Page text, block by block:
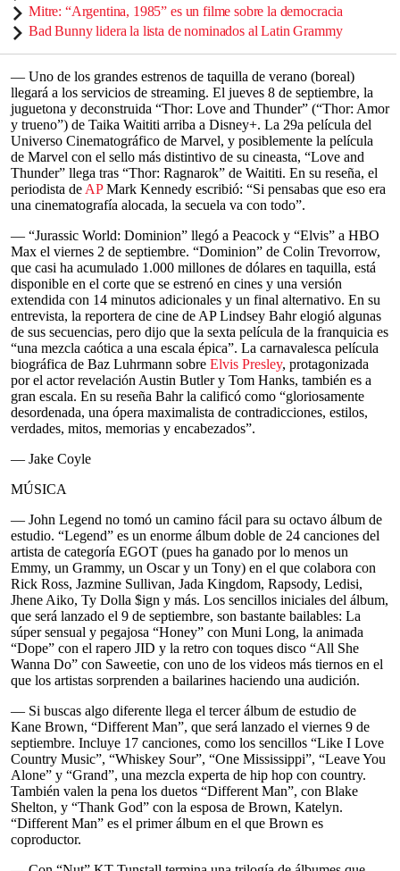
Mitre: “Argentina, 1985” es un filme sobre la democracia
Bad Bunny lidera la lista de nominados al Latin Grammy
— Uno de los grandes estrenos de taquilla de verano (boreal)
llegará a los servicios de streaming. El jueves 8 de septiembre, la
juguetona y deconstruida “Thor: Love and Thunder” (“Thor: Amor
y trueno”) de Taika Waititi arriba a Disney+. La 29a película del
Universo Cinematográfico de Marvel, y posiblemente la película
de Marvel con el sello más distintivo de su cineasta, “Love and
Thunder” llega tras “Thor: Ragnarok” de Waititi. En su reseña, el
periodista de APMark Kennedy escribió: “Si pensabas que eso era
una cinematografía alocada, la secuela va con todo”.
— “Jurassic World: Dominion” llegó a Peacock y “Elvis” a HBO
Max el viernes 2 de septiembre. “Dominion” de Colin Trevorrow,
que casi ha acumulado 1.000 millones de dólares en taquilla, está
disponible en el corte que se estrenó en cines y una versión
extendida con 14 minutos adicionales y un final alternativo. En su
entrevista, la reportera de cine de AP Lindsey Bahr elogió algunas
de sus secuencias, pero dijo que la sexta película de la franquicia es
“una mezcla caótica a una escala épica”. La carnavalesca película
biográfica de Baz Luhrmann sobre Elvis Presley, protagonizada
por el actor revelación Austin Butler y Tom Hanks, también es a
gran escala. En su reseña Bahr la calificó como “gloriosamente
desordenada, una ópera maximalista de contradicciones, estilos,
verdades, mitos, memorias y encabezados”.
— Jake Coyle
MÚSICA
— John Legend no tomó un camino fácil para su octavo álbum de
estudio. “Legend” es un enorme álbum doble de 24 canciones del
artista de categoría EGOT (pues ha ganado por lo menos un
Emmy, un Grammy, un Oscar y un Tony) en el que colabora con
Rick Ross, Jazmine Sullivan, Jada Kingdom, Rapsody, Ledisi,
Jhene Aiko, Ty Dolla $ign y más. Los sencillos iniciales del álbum,
que será lanzado el 9 de septiembre, son bastante bailables: La
súper sensual y pegajosa “Honey” con Muni Long, la animada
“Dope” con el rapero JID y la retro con toques disco “All She
Wanna Do” con Saweetie, con uno de los videos más tiernos en el
que los artistas sorprenden a bailarines haciendo una audición.
— Si buscas algo diferente llega el tercer álbum de estudio de
Kane Brown, “Different Man”, que será lanzado el viernes 9 de
septiembre. Incluye 17 canciones, como los sencillos “Like I Love
Country Music”, “Whiskey Sour”, “One Mississippi”, “Leave You
Alone” y “Grand”, una mezcla experta de hip hop con country.
También valen la pena los duetos “Different Man”, con Blake
Shelton, y “Thank God” con la esposa de Brown, Katelyn.
“Different Man” es el primer álbum en el que Brown es
coproductor.